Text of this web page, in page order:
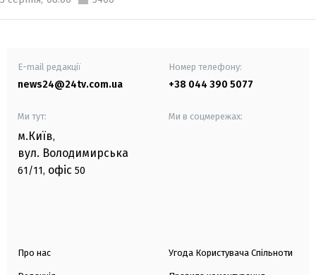
E-mail редакції
news24@24tv.com.ua
Номер телефону:
+38 044 390 5077
Ми тут:
м.Київ,
вул. Володимирська
61/11, офіс 50
Ми в соцмережах:
Про нас Угода Користувача Спільноти